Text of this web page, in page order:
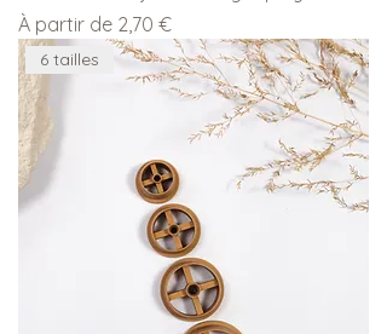
À partir de 2,70 €
Prix promotionnel
6 tailles